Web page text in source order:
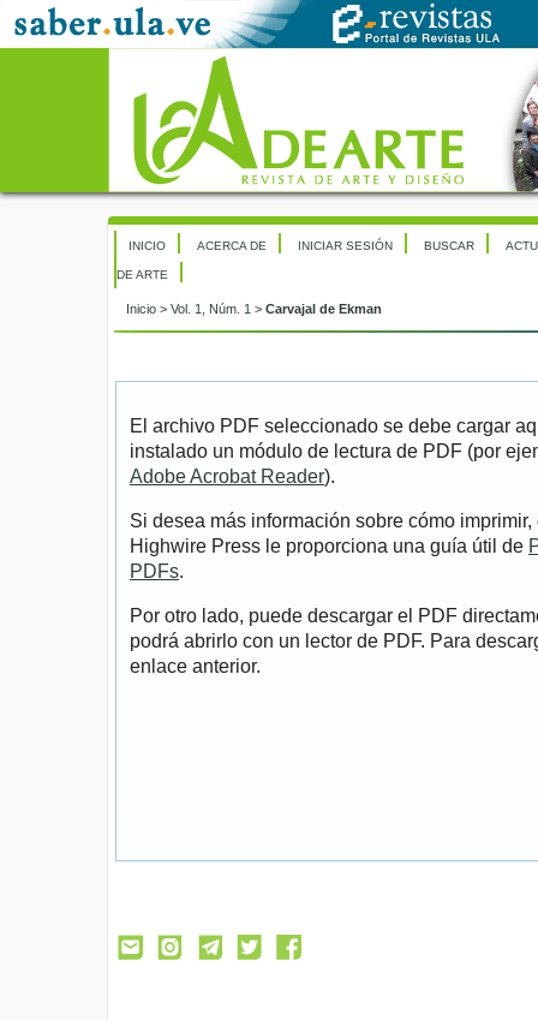
INICIO ACERCA DE INICIAR SESIÓN BUSCAR
DE ARTE
Inicio > Vol. 1, Núm. 1 > Carvajal de Ekman
El archivo PDF seleccionado se debe cargar
instalado un módulo de lectura de PDF (por
Adobe Acrobat Reader).
Si desea más información sobre cómo
Highwire Press le proporciona una guía útil de
PDFs.
Por otro lado, puede descargar el PDF
podrá abrirlo con un lector de PDF. Para
enlace anterior.